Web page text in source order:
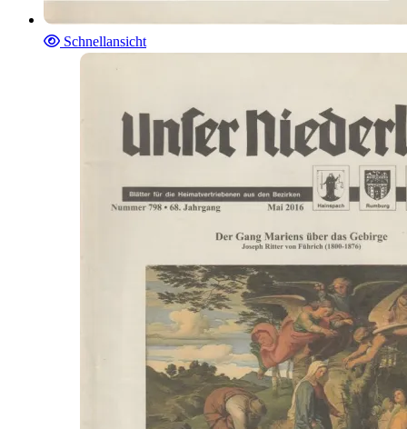
Schnellansicht